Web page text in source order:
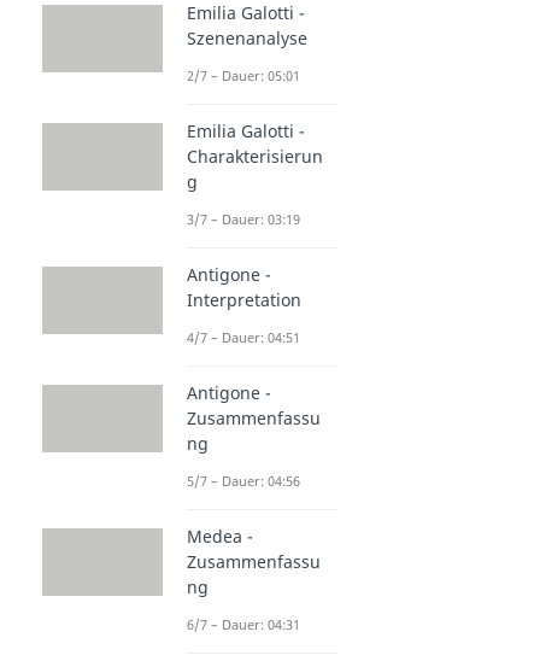
Emilia Galotti -
Szenenanalyse
2/7 – Dauer: 05:01
Emilia Galotti -
Charakterisierun
g
3/7 – Dauer: 03:19
Antigone -
Interpretation
4/7 – Dauer: 04:51
Antigone -
Zusammenfassu
ng
5/7 – Dauer: 04:56
Medea -
Zusammenfassu
ng
6/7 – Dauer: 04:31